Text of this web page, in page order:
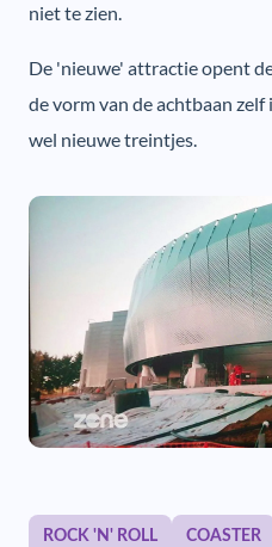
niet te zien.
De 'nieuwe' attractie opent
de vorm van de achtbaan
wel nieuwe treintjes.
ROCK 'N' ROLL COASTER